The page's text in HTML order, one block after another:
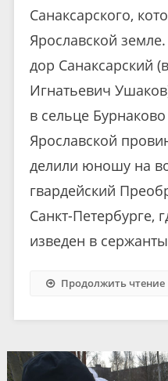
Санаксарского,
Ярославской
дор Са­нак­сар­ский
Иг­на­тье­вич
в сель­це
Яро­слав­ской
де­ли­ли юношу на
гвар­дей­ский
Санкт-Пе­тер­бур­ге,
из­ве­ден в
Продолжить чтение